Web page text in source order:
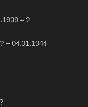
– ?
– 04.01.1944